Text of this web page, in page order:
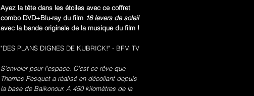
Ayez la tête dans les étoiles avec ce coffret
combo DVD+Blu-ray du film 16 levers de soleil
avec la bande originale de la musique du film !
"DES PLANS DIGNES DE KUBRICK!" - BFM TV
S'envoler pour l'espace. C'est ce rêve que
Thomas Pesquet a réalisé en décollant depuis
la base de Baïkonour. A 450 kilomètres de la